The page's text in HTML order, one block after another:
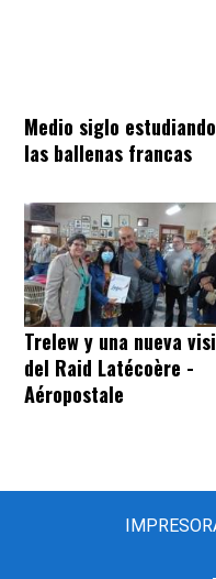
Medio siglo
las ballenas francas
Trelew y una nueva
del Raid Latécoère -
Aéropostale